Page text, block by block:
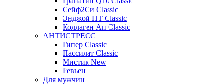
Сейф2Си Classic
Энджой НТ Classic
Коллаген Ап Classic
АНТИСТРЕСС
Гипер Classic
Пассилат Classic
Мистик New
Ревьен
Для мужчин